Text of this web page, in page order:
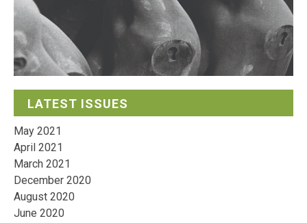
LATEST ISSUES
May 2021
April 2021
March 2021
December 2020
August 2020
June 2020